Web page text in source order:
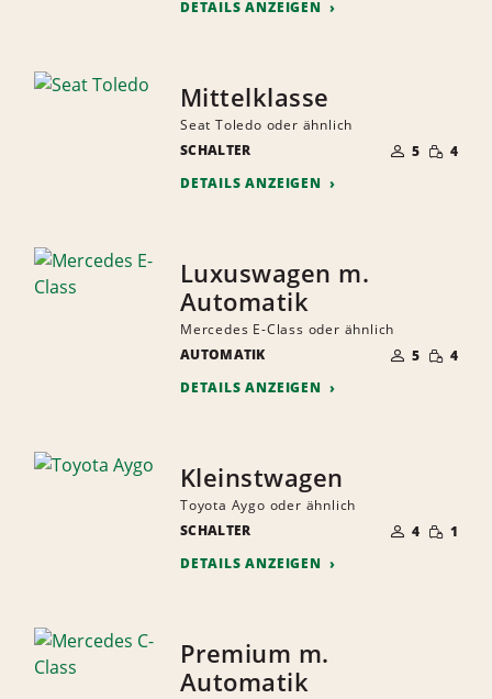
DETAILS ANZEIGEN
Mittelklasse
Seat Toledo oder ähnlich
SCHALTER
DER
MITFAHRER
5 GERINGE
MENGE
4
DETAILS ANZEIGEN
Luxuswagen m.
Automatik
Mercedes E-Class oder ähnlich
AUTOMATIK
DER
MITFAHRER
5 GERINGE
MENGE
4
DETAILS ANZEIGEN
Kleinstwagen
Toyota Aygo oder ähnlich
SCHALTER
DER
MITFAHRER
4 GERINGE
MENGE
1
DETAILS ANZEIGEN
Premium m.
Automatik